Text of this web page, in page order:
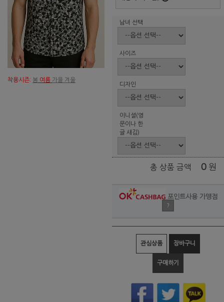
착용시즌: 봄 여름 가을 겨울
남녀 선택
사이즈
디자인
이니셜(영
문이나 한
글 새김)
총 상품 금액 0 원
포인트사용 가맹점
?
관심상품 장바구니
구매하기